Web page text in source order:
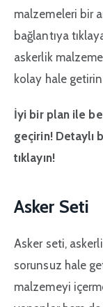
malzemeleri bir
bağlantıya
askerlik
kolay hale
İyi bir plan ile
geçirin! Detaylı
tıklayın!
Asker Seti
Asker seti,
sorunsuz hale
malzemeyi